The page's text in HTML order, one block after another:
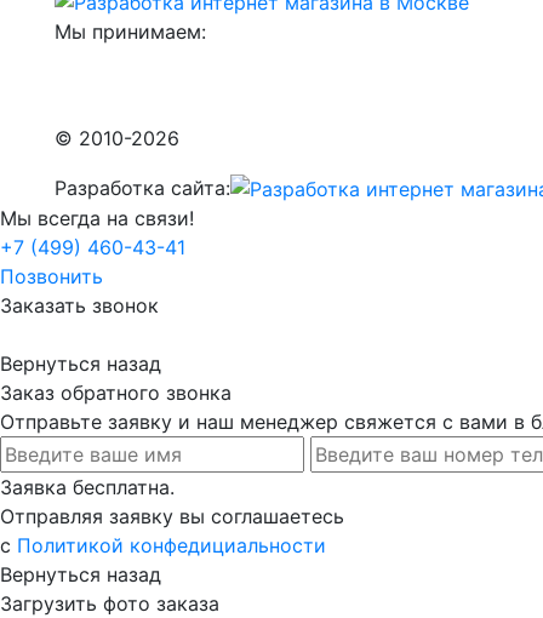
Мы принимаем:
© 2010-2026
Разработка сайта:
Мы всегда на связи!
+7 (499) 460-43-41
Позвонить
Заказать звонок
Вернуться назад
Заказ обратного звонка
Отправьте заявку и наш менеджер свяжется с вами в
Заявка бесплатна.
Отправляя заявку вы соглашаетесь
с Политикой конфедициальности
Вернуться назад
Загрузить фото заказа